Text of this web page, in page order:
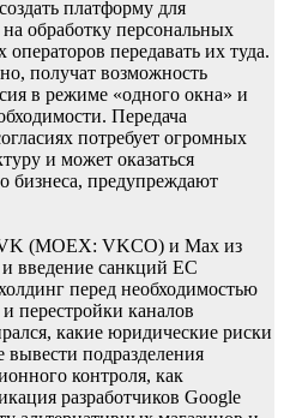
платформу для
обработку персональных
передавать их туда.
получат возможность
в режиме «одного окна» и
Передача
потребует огромных
и может оказаться
бизнеса, предупреждают
(MOEX: VKCO) и Max из
введение санкций ЕС
перед необходимостью
перестройки каналов
какие юридические риски
подразделения
контроля, как
разработчиков Google